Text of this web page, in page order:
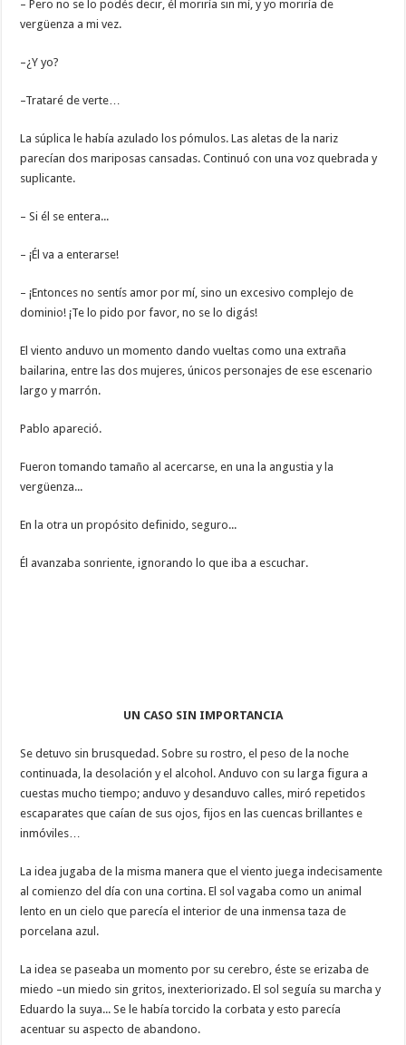
– Pero no se lo podés decir, él moriría sin mí, y yo moriría de
vergüenza a mi vez.
–¿Y yo?
–Trataré de verte…
La súplica le había azulado los pómulos. Las aletas de la nariz
parecían dos mariposas cansadas. Continuó con una voz quebrada y
suplicante.
– Si él se entera...
– ¡Él va a enterarse!
– ¡Entonces no sentís amor por mí, sino un excesivo complejo de
dominio! ¡Te lo pido por favor, no se lo digás!
El viento anduvo un momento dando vueltas como una extraña
bailarina, entre las dos mujeres, únicos personajes de ese escenario
largo y marrón.
Pablo apareció.
Fueron tomando tamaño al acercarse, en una la angustia y la
vergüenza...
En la otra un propósito definido, seguro...
Él avanzaba sonriente, ignorando lo que iba a escuchar.
UN CASO SIN IMPORTANCIA
Se detuvo sin brusquedad. Sobre su rostro, el peso de la noche
continuada, la desolación y el alcohol. Anduvo con su larga figura a
cuestas mucho tiempo; anduvo y desanduvo calles, miró repetidos
escaparates que caían de sus ojos, fijos en las cuencas brillantes e
inmóviles…
La idea jugaba de la misma manera que el viento juega indecisamente
al comienzo del día con una cortina. El sol vagaba como un animal
lento en un cielo que parecía el interior de una inmensa taza de
porcelana azul.
La idea se paseaba un momento por su cerebro, éste se erizaba de
miedo –un miedo sin gritos, inexteriorizado. El sol seguía su marcha y
Eduardo la suya... Se le había torcido la corbata y esto parecía
acentuar su aspecto de abandono.